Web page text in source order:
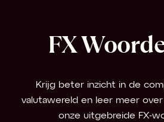
FX
Krijg beter inzicht in de
valutawereld en leer meer
onze uitgebreide FX-